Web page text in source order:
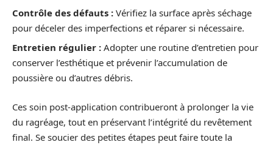
Contrôle des défauts : Vérifiez la surface après séchage
pour déceler des imperfections et réparer si nécessaire.
Entretien régulier : Adopter une routine d’entretien pour
conserver l’esthétique et prévenir l’accumulation de
poussière ou d’autres débris.
Ces soin post-application contribueront à prolonger la vie
du ragréage, tout en préservant l’intégrité du revêtement
final. Se soucier des petites étapes peut faire toute la